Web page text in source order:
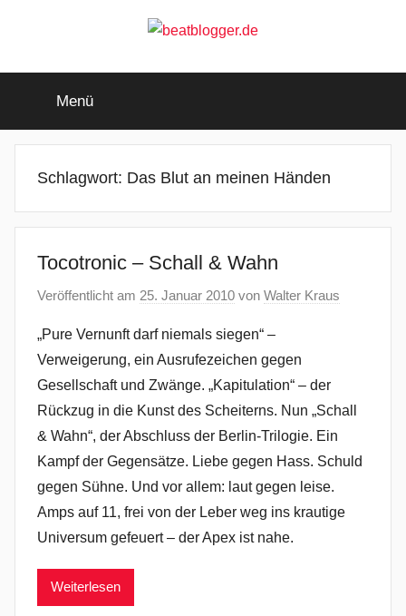
beatblogger.de
beat
goes
Menü
Schlagwort: Das Blut an meinen Händen
Tocotronic – Schall & Wahn
Veröffentlicht am 25. Januar 2010 von Walter Kraus
„Pure Vernunft darf niemals siegen“ –
Verweigerung, ein Ausrufezeichen gegen
Gesellschaft und Zwänge. „Kapitulation“ – der
Rückzug in die Kunst des Scheiterns. Nun „Schall
& Wahn“, der Abschluss der Berlin-Trilogie. Ein
Kampf der Gegensätze. Liebe gegen Hass. Schuld
gegen Sühne. Und vor allem: laut gegen leise.
Amps auf 11, frei von der Leber weg ins krautige
Universum gefeuert – der Apex ist nahe.
Weiterlesen